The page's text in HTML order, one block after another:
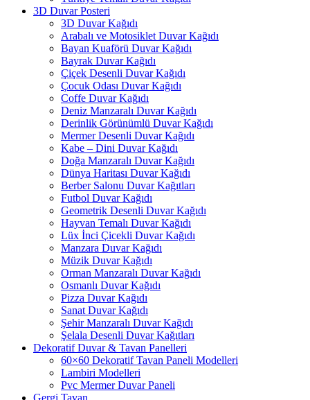
3D Duvar Posteri
3D Duvar Kağıdı
Arabalı ve Motosiklet Duvar Kağıdı
Bayan Kuaförü Duvar Kağıdı
Bayrak Duvar Kağıdı
Çiçek Desenli Duvar Kağıdı
Çocuk Odası Duvar Kağıdı
Coffe Duvar Kağıdı
Deniz Manzaralı Duvar Kağıdı
Derinlik Görünümlü Duvar Kağıdı
Mermer Desenli Duvar Kağıdı
Kabe – Dini Duvar Kağıdı
Doğa Manzaralı Duvar Kağıdı
Dünya Haritası Duvar Kağıdı
Berber Salonu Duvar Kağıtları
Futbol Duvar Kağıdı
Geometrik Desenli Duvar Kağıdı
Hayvan Temalı Duvar Kağıdı
Lüx İnci Çicekli Duvar Kağıdı
Manzara Duvar Kağıdı
Müzik Duvar Kağıdı
Orman Manzaralı Duvar Kağıdı
Osmanlı Duvar Kağıdı
Pizza Duvar Kağıdı
Sanat Duvar Kağıdı
Şehir Manzaralı Duvar Kağıdı
Şelala Desenli Duvar Kağıtları
Dekoratif Duvar & Tavan Panelleri
60×60 Dekoratif Tavan Paneli Modelleri
Lambiri Modelleri
Pvc Mermer Duvar Paneli
Gergi Tavan